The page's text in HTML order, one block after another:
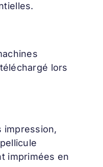
lors
impression,
imprimées en